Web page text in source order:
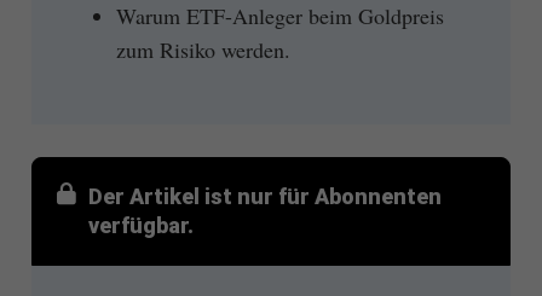
Warum ETF-Anleger beim Goldpreis
zum Risiko werden.
Der Artikel ist nur für Abonnenten
verfügbar.